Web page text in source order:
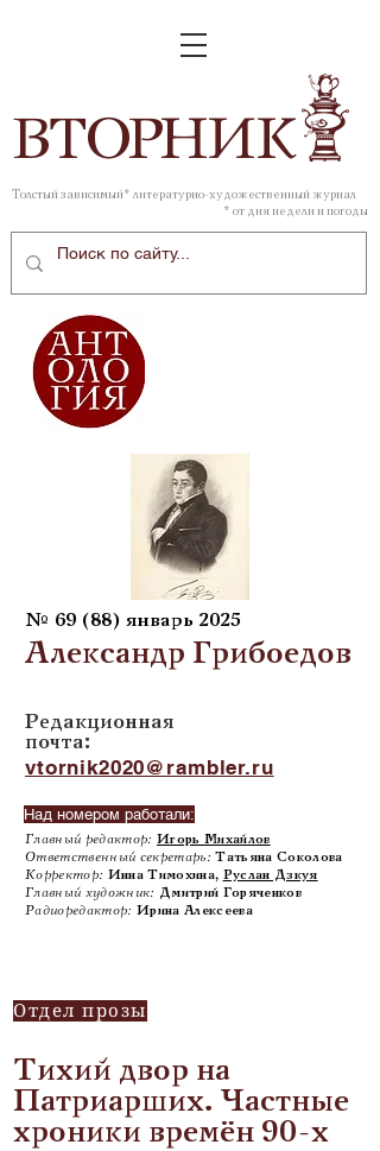
ВТОРНИК
Толстый зависимый* литературно-художественный журнал
* от дня недели и погоды
№ 69 (88) январь 2025
Александр Грибоедов
Редакционная
почта:
vtornik2020@rambler.ru
Над номером работали:
Главный редактор: Игорь Михайлов
Ответственный секретарь: Татьяна Соколова
Корректор: Инна Тимохина, Руслан Дзкуя
Главный художник: Дмитрий Горяченков
Радиоредактор: Ирина Алексеева
Отдел прозы
Тихий двор на
Патриарших. Частные
хроники времён 90-х